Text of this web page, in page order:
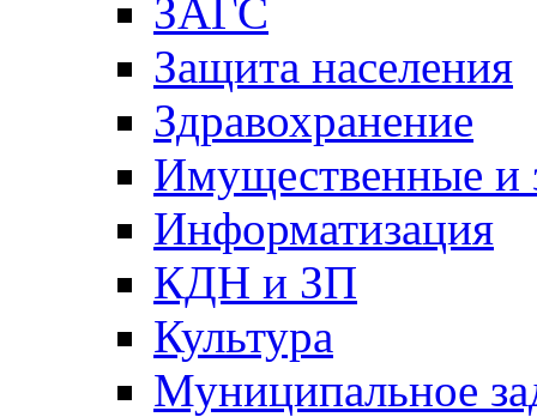
ЗАГС
Защита населения
Здравохранение
Имущественные и
Информатизация
КДН и ЗП
Культура
Муниципальное